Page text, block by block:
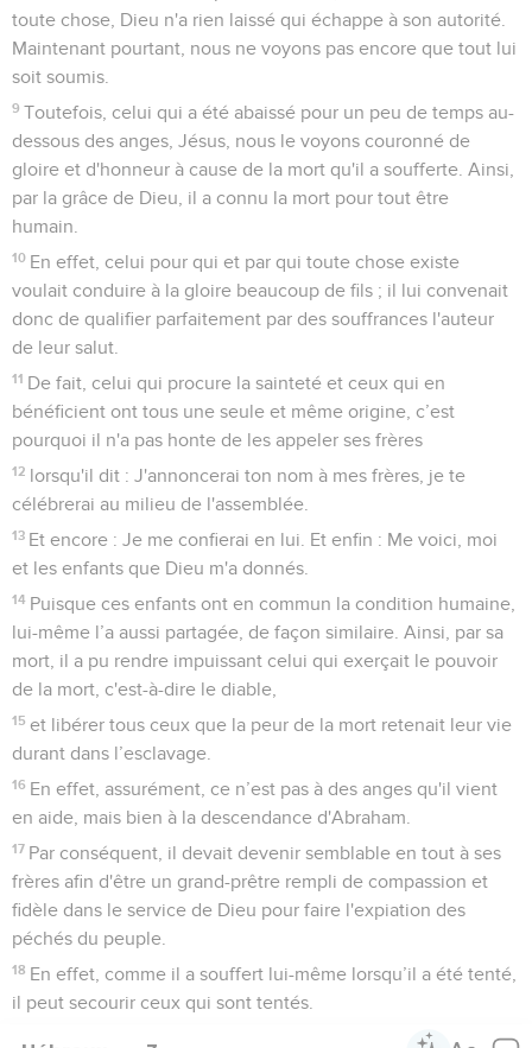
toute chose, Dieu n'a rien laissé qui échappe à son autorité.
Maintenant pourtant, nous ne voyons pas encore que tout lui
soit soumis.
9 Toutefois, celui qui a été abaissé pour un peu de temps au-
dessous des anges, Jésus, nous le voyons couronné de
gloire et d'honneur à cause de la mort qu'il a soufferte. Ainsi,
par la grâce de Dieu, il a connu la mort pour tout être
humain.
10 En effet, celui pour qui et par qui toute chose existe
voulait conduire à la gloire beaucoup de fils ; il lui convenait
donc de qualifier parfaitement par des souffrances l'auteur
de leur salut.
11 De fait, celui qui procure la sainteté et ceux qui en
bénéficient ont tous une seule et même origine, c’est
pourquoi il n'a pas honte de les appeler ses frères
12 lorsqu'il dit : J'annoncerai ton nom à mes frères, je te
célébrerai au milieu de l'assemblée.
13 Et encore : Je me confierai en lui. Et enfin : Me voici, moi
et les enfants que Dieu m'a donnés.
14 Puisque ces enfants ont en commun la condition humaine,
lui-même l’a aussi partagée, de façon similaire. Ainsi, par sa
mort, il a pu rendre impuissant celui qui exerçait le pouvoir
de la mort, c'est-à-dire le diable,
15 et libérer tous ceux que la peur de la mort retenait leur vie
durant dans l’esclavage.
16 En effet, assurément, ce n’est pas à des anges qu'il vient
en aide, mais bien à la descendance d'Abraham.
17 Par conséquent, il devait devenir semblable en tout à ses
frères afin d'être un grand-prêtre rempli de compassion et
fidèle dans le service de Dieu pour faire l'expiation des
péchés du peuple.
18 En effet, comme il a souffert lui-même lorsqu’il a été tenté,
il peut secourir ceux qui sont tentés.